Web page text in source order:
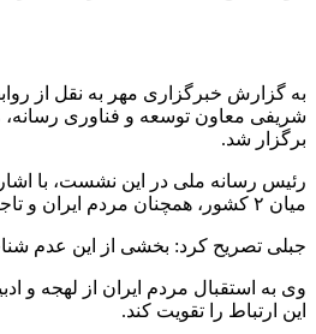
به گزارش خبرگزاری مهر به نقل از
برگزار شد.
میان ۲ کشور، همچنان مردم ایران و تاجیکستان از یکدیگر شناخت کافی ندارند.
جبلی تصریح کرد: بخشی از این عدم
این ارتباط را تقویت کند.